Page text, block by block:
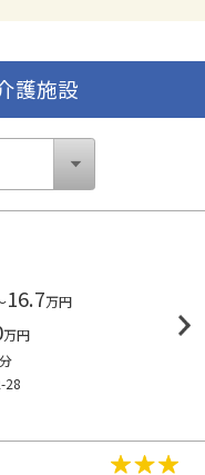
護施設
16.7万円
万円
28